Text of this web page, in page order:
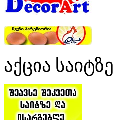
აქცია საიტზე